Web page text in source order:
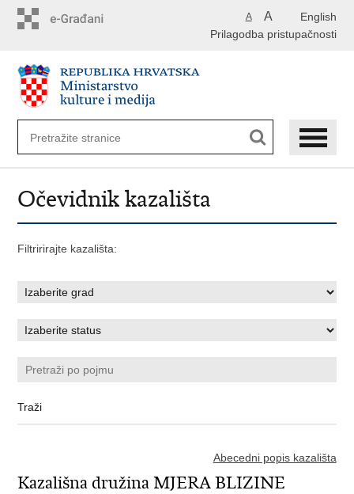
English
A A
Prilagodba pristupačnosti
Očevidnik kazališta
Filtririrajte kazališta:
Abecedni popis kazališta
Kazališna družina MJERA BLIZINE